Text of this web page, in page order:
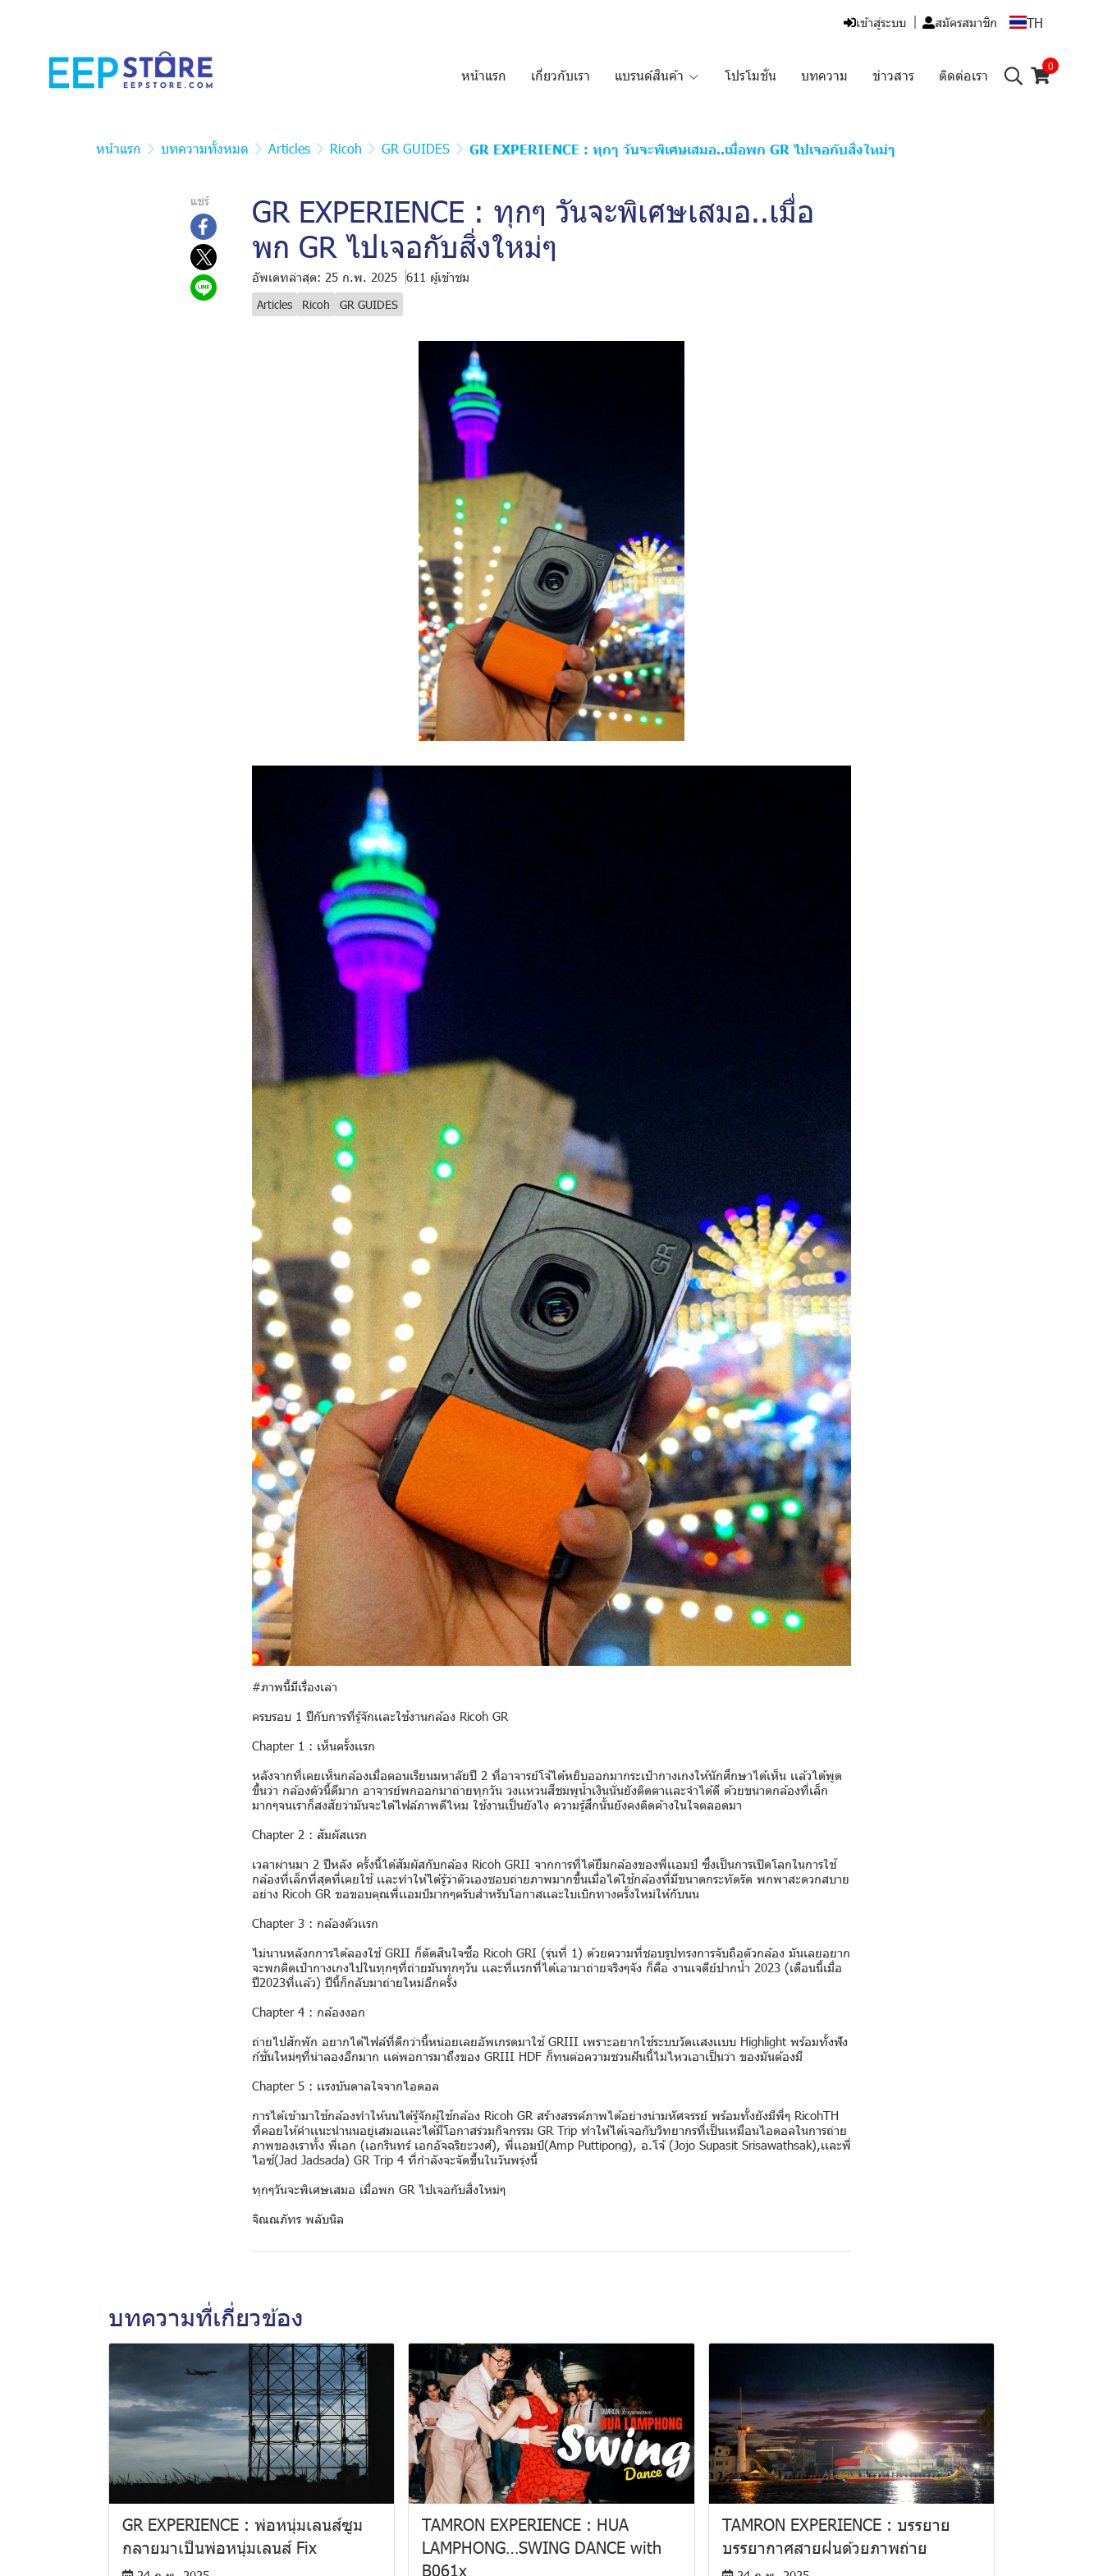
เข้าสู่ระบบ สมัครสมาชิก TH
หน้าแรก เกี่ยวกับเรา แบรนด์สินค้า โปรโมชั่น บทความ ข่าวสาร ติดต่อเรา
0
หน้าแรก บทความทั้งหมด Articles Ricoh GR GUIDES GR EXPERIENCE : ทุกๆ วันจะพิเศษเสมอ..เมื่อพก GR ไปเจอกับสิ่งใหม่ๆ
แชร์
GR EXPERIENCE : ทุกๆ วันจะพิเศษเสมอ..เมื่อ
พก GR ไปเจอกับสิ่งใหม่ๆ
อัพเดทล่าสุด: 25 ก.พ. 2025 611 ผู้เข้าชม
Articles Ricoh GR GUIDES
#ภาพนี้มีเรื่องเล่า
ครบรอบ 1 ปีกับการที่รู้จักเเละใช้งานกล้อง Ricoh GR
Chapter 1 : เห็นครั้งเเรก
หลังจากที่เคยเห็นกล้องเมื่อตอนเรียนมหาลัยปี 2 ที่อาจารย์โจ้ได้หยิบออกมากระเป๋ากางเกงให้นักศึกษาได้เห็น เเล้วได้พูด
ขึ้นว่า กล้องตัวนี้ดีมาก อาจารย์พกออกมาถ่ายทุกวัน วงเเหวนสีชมพูน้ำเงินนั่นยังติดตาเเละจำได้ดี ด้วยขนาดกล้องที่เล็ก
มากๆจนเราก็สงสัยว่ามันจะได้ไฟล์ภาพดีไหม ใช้งานเป็นยังไง ความรู้สึกนั้นยังคงติดค้างในใจตลอดมา
Chapter 2 : สัมผัสเเรก
เวลาผ่านมา 2 ปีหลัง ครั้งนี้ได้สัมผัสกับกล้อง Ricoh GRII จากการที่ได้ยืมกล้องของพี่เเอมป์ ซึ่งเป็นการเปิดโลกในการใช้
กล้องที่เล็กที่สุดที่เคยใช้ เเละทำให้ได้รู้ว่าตัวเองชอบถ่ายภาพมากขึ้นเมื่อได้ใช้กล้องที่มีขนาดกระทัดรัด พกพาสะดวกสบาย
อย่าง Ricoh GR ขอขอบคุณพี่เเอมป์มากๆครับสำหรับโอกาสเเละใบเบิกทางครั้งใหม่ให้กับนน
Chapter 3 : กล้องตัวเเรก
ไม่นานหลังกการได้ลองใช้ GRII ก็ตัดสินใจซื้อ Ricoh GRI (รุ่นที่ 1) ด้วยความที่ชอบรูปทรงการจับถือตัวกล้อง มันเลยอยาก
จะพกติดเป๋ากางเกงไปในทุกๆที่ถ่ายมันทุกๆวัน เเละที่เเรกที่ได้เอามาถ่ายจริงๆจัง ก็คือ งานเจดีย์ปากน้ำ 2023 (เดือนนี้เมื่อ
ปี2023ที่เเล้ว) ปีนี้ก็กลับมาถ่ายใหม่อีกครั้ง
Chapter 4 : กล้องงอก
ถ่ายไปสักพัก อยากได้ไฟล์ที่ดีกว่านี้หน่อยเลยอัพเกรดมาใช้ GRIII เพราะอยากใช้ระบบวัดเเสงเเบบ Highlight พร้อมทั้งฟัง
ก์ชั่นใหม่ๆที่น่าลองอีกมาก เเต่พอการมาถึงของ GRIII HDF ก็ทนต่อความชวนฝันนี้ไม่ไหวเอาเป็นว่า ของมันต้องมี
Chapter 5 : เเรงบันดาลใจจากไอดอล
การได้เข้ามาใช้กล้องทำให้นนได้รู้จักผู้ใช้กล้อง Ricoh GR สร้างสรรค์ภาพได้อย่างน่ามหัศจรรย์ พร้อมทั้งยังมีพี่ๆ RicohTH
ที่คอยให้คำเเนะนำนนอยู่เสมอเเละได้มีโอกาสร่วมกิจกรรม GR Trip ทำให้ได้เจอกับวิทยากรที่เป็นเหมือนไอดอลในการถ่าย
ภาพของเราทั้ง พี่เอก (เอกรินทร์ เอกอัจฉริยะวงศ์), พี่เเอมป์(Amp Puttipong), อ.โจ้ (Jojo Supasit Srisawathsak),เเละพี่
ไอซ์(Jad Jadsada) GR Trip 4 ที่กำลังจะจัดขึ้นในวันพรุ่งนี้
ทุกๆวันจะพิเศษเสมอ เมื่อพก GR ไปเจอกับสิ่งใหม่ๆ
จิณณภัทร พลับนิล
บทความที่เกี่ยวข้อง
GR EXPERIENCE : พ่อหนุ่มเลนส์ซูม
กลายมาเป็นพ่อหนุ่มเลนส์ Fix
TAMRON EXPERIENCE : HUA
LAMPHONG…SWING DANCE with
B061x
TAMRON EXPERIENCE : บรรยาย
บรรยากาศสายฝนด้วยภาพถ่าย